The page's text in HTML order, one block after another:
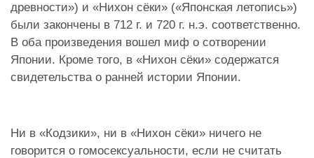
древности») и «Нихон сёки» («Японская летопись»)
были закончены в 712 г. и 720 г. н.э. соответственно.
В оба произведения вошел миф о сотворении
Японии. Кроме того, в «Нихон сёки» содержатся
свидетельства о ранней истории Японии.
Ни в «Кодзики», ни в «Нихон сёки» ничего не
говорится о гомосексуальности, если не считать